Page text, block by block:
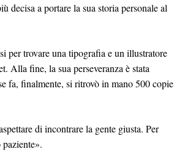
decisa a portare la sua storia personale al
per trovare una tipografia e un illustratore
Alla fine, la sua perseveranza è stata
fa, finalmente, si ritrovò in mano 500 copie
di incontrare la gente giusta. Per